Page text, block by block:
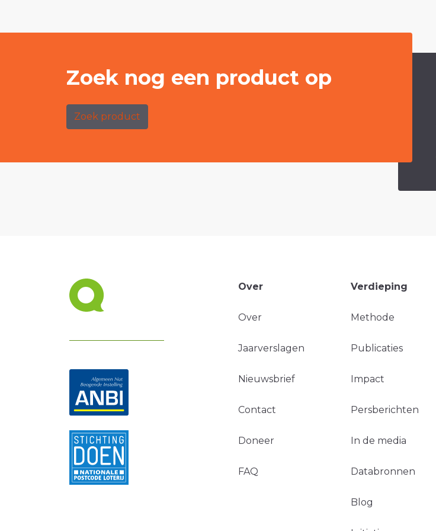
Zoek nog een product op
Zoek product
Over
Over
Jaarverslagen
Nieuwsbrief
Contact
Doneer
FAQ
Verdieping
Methode
Publicaties
Impact
Persberichten
In de media
Databronnen
Blog